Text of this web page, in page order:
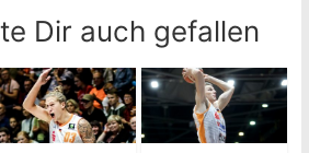
Dir auch gefallen